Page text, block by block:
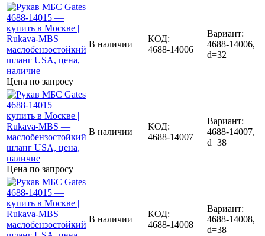
Цена по запросу
В наличии
КОД:
4688-14006
Вариант:
4688-14006,
d=32
Цена по запросу
В наличии
КОД:
4688-14007
Вариант:
4688-14007,
d=38
В наличии
КОД:
4688-14008
Вариант:
4688-14008,
d=38